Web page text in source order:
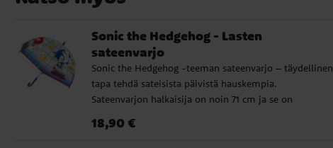
Sonic the Hedgehog - Lasten
sateenvarjo
Sonic the Hedgehog -teeman sateenvarjo – täydellinen
tapa tehdä sateisista päivistä hauskempia.
Sateenvarjon halkaisija on noin 71 cm ja se on
Siinä on 8 rivaa ja se aukeaa käsin. Tyylikäs Sonic The
Hinta:18,90 €
18,90 €